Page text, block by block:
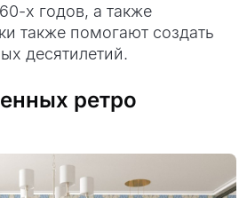
х годов, а также
также помогают создать
десятилетий.
ретро